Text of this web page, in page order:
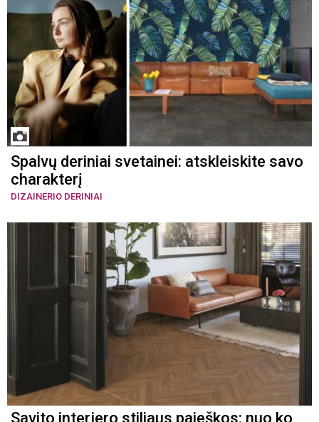
Spalvų deriniai svetainei: atskleiskite savo
charakterį
DIZAINERIO DERINIAI
Savito interjero stiliaus paieškos: nuo ko